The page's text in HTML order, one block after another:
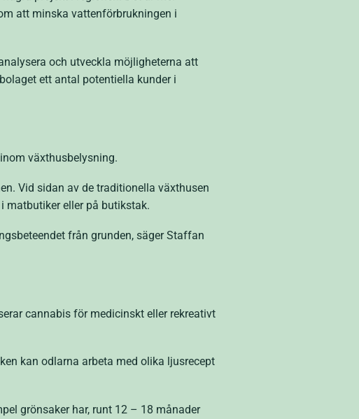
att minska vattenförbrukningen i
och utveckla möjligheterna att
ett antal potentiella kunder i
växthusbelysning.
Vid sidan av de traditionella växthusen
matbutiker eller på butikstak.
från grunden, säger Staffan
cannabis för medicinskt eller rekreativt
kan odlarna arbeta med olika ljusrecept
grönsaker har, runt 12 – 18 månader